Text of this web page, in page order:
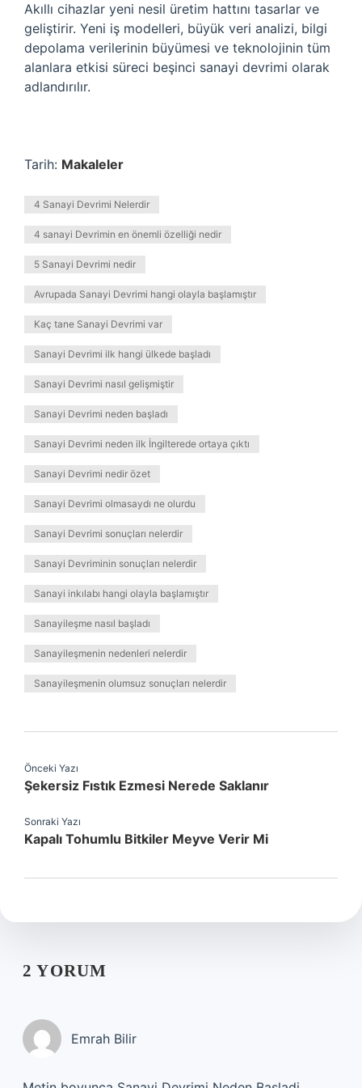
Akıllı cihazlar yeni nesil üretim hattını tasarlar ve
geliştirir. Yeni iş modelleri, büyük veri analizi, bilgi
depolama verilerinin büyümesi ve teknolojinin tüm
alanlara etkisi süreci beşinci sanayi devrimi olarak
adlandırılır.
Tarih: Makaleler
4 Sanayi Devrimi Nelerdir
4 sanayi Devrimin en önemli özelliği nedir
5 Sanayi Devrimi nedir
Avrupada Sanayi Devrimi hangi olayla başlamıştır
Kaç tane Sanayi Devrimi var
Sanayi Devrimi ilk hangi ülkede başladı
Sanayi Devrimi nasıl gelişmiştir
Sanayi Devrimi neden başladı
Sanayi Devrimi neden ilk İngilterede ortaya çıktı
Sanayi Devrimi nedir özet
Sanayi Devrimi olmasaydı ne olurdu
Sanayi Devrimi sonuçları nelerdir
Sanayi Devriminin sonuçları nelerdir
Sanayi inkılabı hangi olayla başlamıştır
Sanayileşme nasıl başladı
Sanayileşmenin nedenleri nelerdir
Sanayileşmenin olumsuz sonuçları nelerdir
Önceki Yazı
Şekersiz Fıstık Ezmesi Nerede Saklanır
Sonraki Yazı
Kapalı Tohumlu Bitkiler Meyve Verir Mi
2 YORUM
Emrah Bilir